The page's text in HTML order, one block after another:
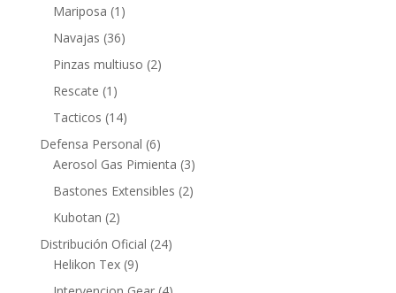
Mariposa (1)
Navajas (36)
Pinzas multiuso (2)
Rescate (1)
Tacticos (14)
Defensa Personal (6)
Aerosol Gas Pimienta (3)
Bastones Extensibles (2)
Kubotan (2)
Distribución Oficial (24)
Helikon Tex (9)